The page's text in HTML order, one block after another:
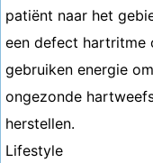
patiënt naar het
een defect hartritme
gebruiken energie
ongezonde
herstellen.
Lifestyle